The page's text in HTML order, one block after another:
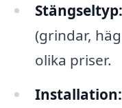
Stängseltyp:
(grindar,
olika priser.
Installation: